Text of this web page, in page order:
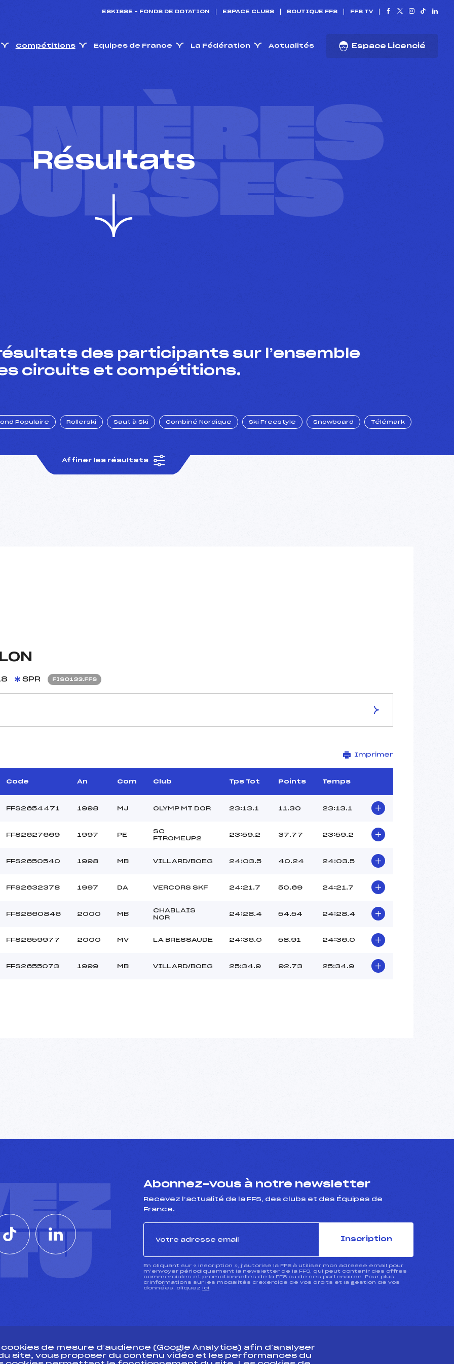
ESKISSE – FONDS DE DOTATION ESPACE CLUBS BOUTIQUE FFS FFS TV
Compétitions Equipes de France La Fédération Actualités Espace Licencié
Résultats
des participants sur l’ensemble
circuits et compétitions.
Populaire Rollerski Saut à Ski Combiné Nordique Ski Freestyle Snowboard Télémark
Affiner les résultats
SPR FIS0133.FFS
–
–
NOVE MESTO
Distance :
7.5 km
Point Haut :
11.3000
Imprimer
Code An Com Club Tps Tot Points Temps
FFS2654471 1998 MJ OLYMP MT DOR 23:13.1 11.30 23:13.1
FFS2627669 1997 PE
SC
FTROMEUP2
23:59.2 37.77 23:59.2
FFS2650540 1998 MB VILLARD/BOEG 24:03.5 40.24 24:03.5
FFS2632378 1997 DA VERCORS SKF 24:21.7 50.69 24:21.7
FFS2660846 2000 MB
CHABLAIS
NOR
24:28.4 54.54 24:28.4
FFS2659977 2000 MV LA BRESSAUDE 24:36.0 58.91 24:36.0
FFS2655073 1999 MB VILLARD/BOEG 25:34.9 92.73 25:34.9
Abonnez-vous à notre newsletter
Recevez l’actualité de la FFS, des clubs et des Équipes de
France.
Inscription
En cliquant sur « inscription », j’autorise la FFS à utiliser mon adresse email pour
m’envoyer périodiquement la newsletter de la FFS, qui peut contenir des offres
commerciales et promotionnelles de la FFS ou de ses partenaires. Pour plus
d’informations sur les modalités d’exercice de vos droits et la gestion de vos
données, cliquez ici
de mesure d’audience (Google Analytics) afin d’analyser
site, vous proposer du contenu vidéo et les performances du